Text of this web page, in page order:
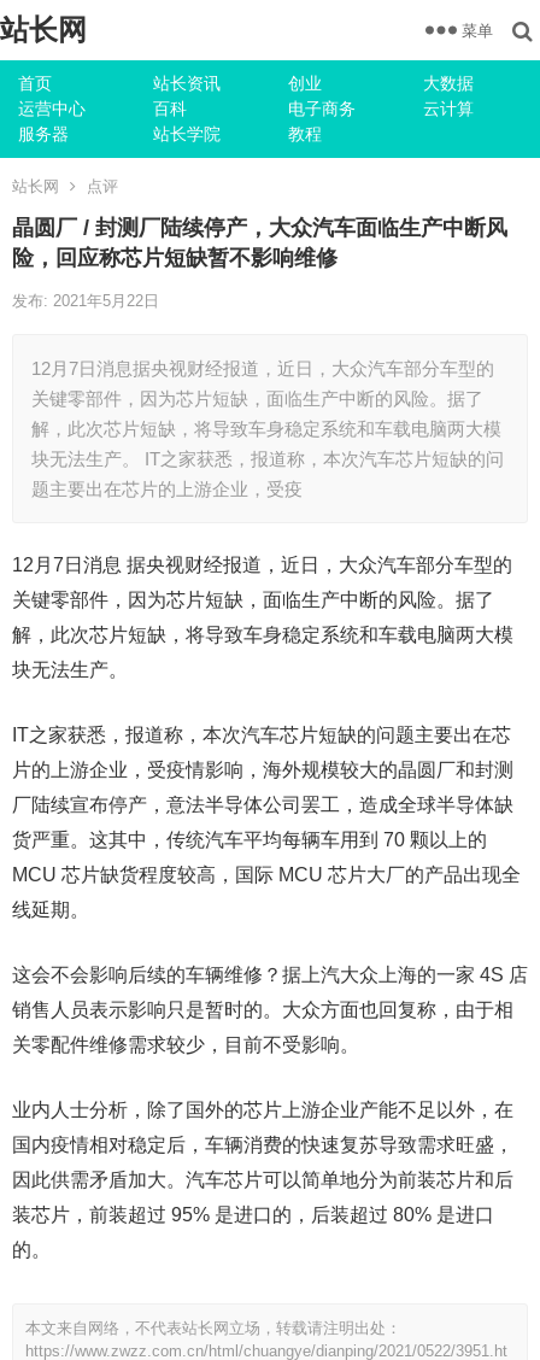
站长网
首页 站长资讯 创业
大数据
运营中心
百科 电子商务
云计算
服务器
站长学院 教程
菜单
站长网 点评
晶圆厂 / 封测厂陆续停产，大众汽车面临生产中断风
险，回应称芯片短缺暂不影响维修
发布: 2021年5月22日
12月7日消息据央视财经报道，近日，大众汽车部分车型的
关键零部件，因为芯片短缺，面临生产中断的风险。据了
解，此次芯片短缺，将导致车身稳定系统和车载电脑两大模
块无法生产。 IT之家获悉，报道称，本次汽车芯片短缺的问
题主要出在芯片的上游企业，受疫
12月7日消息 据央视财经报道，近日，大众汽车部分车型的
关键零部件，因为芯片短缺，面临生产中断的风险。据了
解，此次芯片短缺，将导致车身稳定系统和车载电脑两大模
块无法生产。
IT之家获悉，报道称，本次汽车芯片短缺的问题主要出在芯
片的上游企业，受疫情影响，海外规模较大的晶圆厂和封测
厂陆续宣布停产，意法半导体公司罢工，造成全球半导体缺
货严重。这其中，传统汽车平均每辆车用到 70 颗以上的
MCU 芯片缺货程度较高，国际 MCU 芯片大厂的产品出现全
线延期。
这会不会影响后续的车辆维修？据上汽大众上海的一家 4S 店
销售人员表示影响只是暂时的。大众方面也回复称，由于相
关零配件维修需求较少，目前不受影响。
业内人士分析，除了国外的芯片上游企业产能不足以外，在
国内疫情相对稳定后，车辆消费的快速复苏导致需求旺盛，
因此供需矛盾加大。汽车芯片可以简单地分为前装芯片和后
装芯片，前装超过 95% 是进口的，后装超过 80% 是进口
的。
本文来自网络，不代表站长网立场，转载请注明出处：
https://www.zwzz.com.cn/html/chuangye/dianping/2021/0522/3951.ht